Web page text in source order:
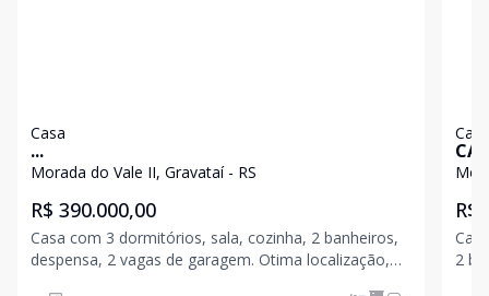
Casa
...
Morada do Vale II, Gravataí - RS
R$ 390.000,00
Casa com 3 dormitórios, sala, cozinha, 2 banheiros,
despensa, 2 vagas de garagem. Otima localização,
Casa
DO
R$
2